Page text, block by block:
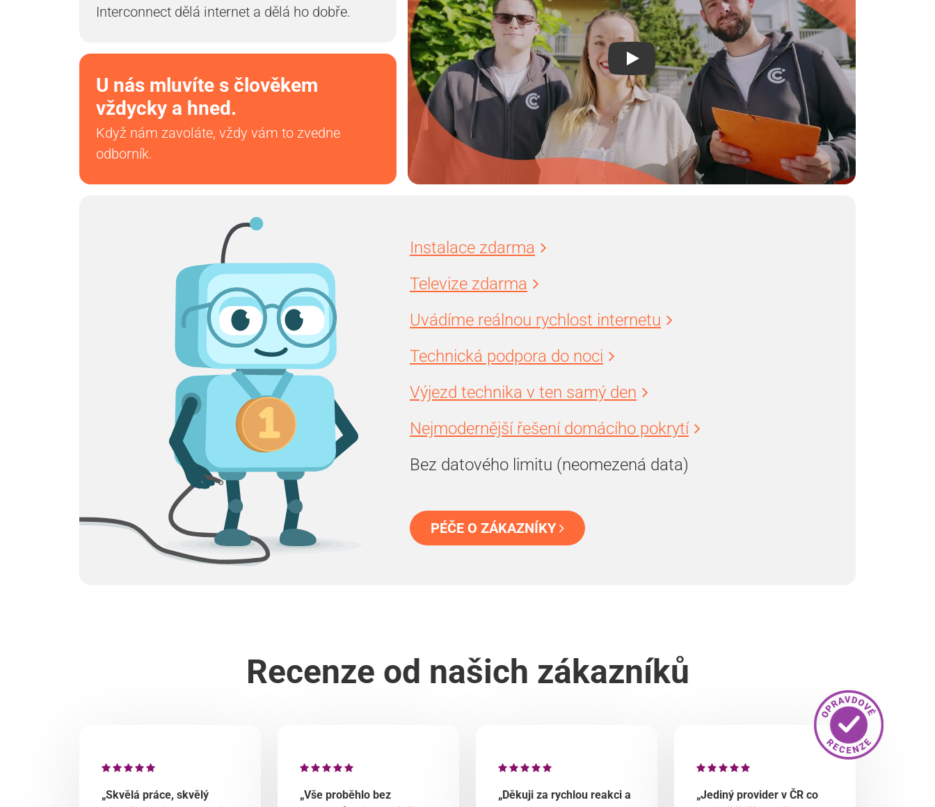
Interconnect dělá internet a dělá ho dobře.
U nás mluvíte s člověkem
vždycky a hned.
Když nám zavoláte, vždy vám to zvedne
odborník.
Instalace zdarma
Televize zdarma
Uvádíme reálnou rychlost internetu
Technická podpora do noci
Výjezd technika v ten samý den
Nejmodernější řešení domácího pokrytí
Bez datového limitu (neomezená data)
PÉČE O ZÁKAZNÍKY
Recenze od našich zákazníků
„Skvělá práce, skvělý
„Vše proběhlo bez
„Děkuji za rychlou reakci a
„Jediný provider v ČR co